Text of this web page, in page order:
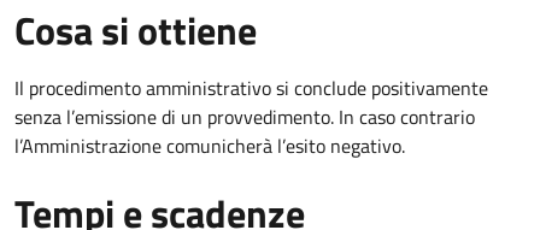
Cosa si ottiene
Il procedimento amministrativo si conclude positivamente
senza l’emissione di un provvedimento. In caso contrario
l’Amministrazione comunicherà l’esito negativo.
Tempi e scadenze